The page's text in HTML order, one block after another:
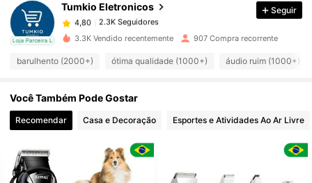
Loja Parceira Local
Tumkio Eletronicos
4,80
2.3K Seguidores
4,80 2.3K Seguidores
2.3K Seguidores
Seguir
3.3K Vendido recentemente 907 Compra recorrente
barulhento (2000+) ótima qualidade (1000+) áudio ruim (1000+)
Você Também Pode Gostar
Recomendar Casa e Decoração Esportes e Atividades Ao Ar Livre